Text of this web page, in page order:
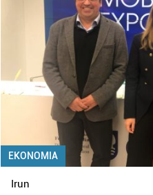
EKONOMIA
Irun